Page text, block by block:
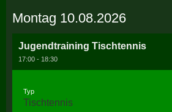
Montag 10.08.2026
Jugendtraining Tischtennis
17:00 - 18:30
Typ
Tischtennis